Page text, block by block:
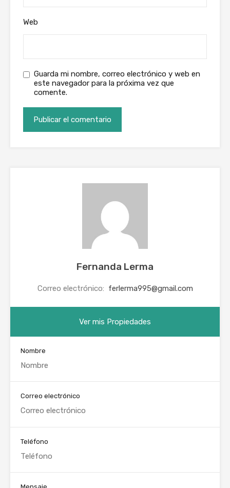
Web
Guarda mi nombre, correo electrónico y web en
este navegador para la próxima vez que
comente.
Fernanda Lerma
Correo electrónico: ferlerma995@gmail.com
Ver mis Propiedades
Nombre
Correo electrónico
Teléfono